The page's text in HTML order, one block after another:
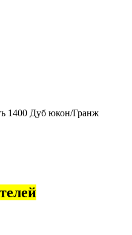
1400 Дуб юкон/Гранж